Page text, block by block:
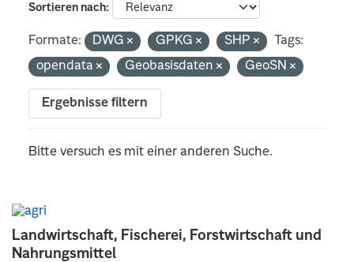
Landwirtschaft, Fischerei, Forstwirtschaft und
Nahrungsmittel
Sortieren nach
Formate: DWG GPKG SHP
Tags:
opendata
Geobasisdaten GeoSN
Ergebnisse filtern
Bitte versuch es mit einer anderen Suche.